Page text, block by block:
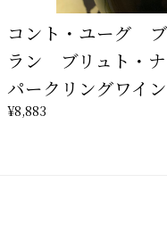
コント・ユーグ
ラン ブリュト・
パークリングワイン
¥8,883